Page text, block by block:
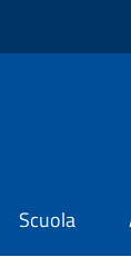
Scuola